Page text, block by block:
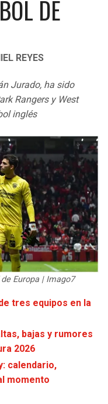
DE
REYES
Jurado, ha sido
Rangers y West
inglés
Europa | Imago7
tres equipos en la
bajas y rumores
2026
calendario,
momento